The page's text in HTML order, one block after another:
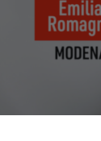
RICERCA